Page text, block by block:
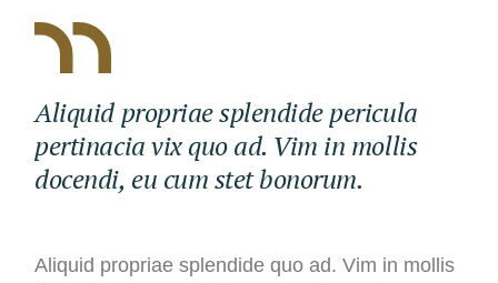
Aliquid propriae splendide pericula
pertinacia vix quo ad. Vim in mollis
docendi, eu cum stet bonorum.
Aliquid propriae splendide quo ad. Vim in mollis